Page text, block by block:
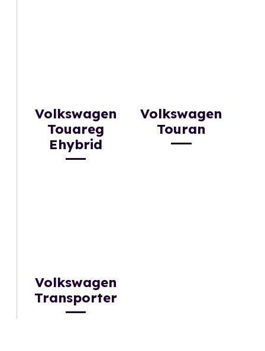
Volkswagen
Touareg
Ehybrid
Volkswagen
Touran
Volkswagen
Transporter